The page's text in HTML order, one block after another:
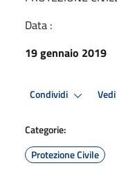
Data :
19 gennaio 2019
Condividi
Categorie:
Protezione Civile